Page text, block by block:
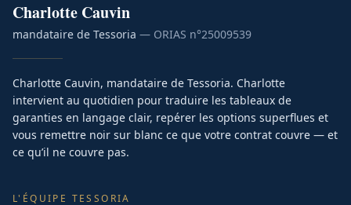
Charlotte Cauvin
mandataire de Tessoria — ORIAS n°25009539
Charlotte Cauvin, mandataire de Tessoria. Charlotte
intervient au quotidien pour traduire les tableaux de
garanties en langage clair, repérer les options superflues et
vous remettre noir sur blanc ce que votre contrat couvre — et
ce qu’il ne couvre pas.
L'ÉQUIPE TESSORIA